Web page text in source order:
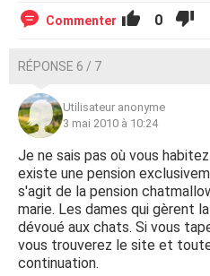
Commenter 0
RÉPONSE 6 / 7
Utilisateur anonyme
3 mai 2010 à 10:24
Je ne sais pas où vous
existe une pension
s'agit de la pension
marie. Les dames qui gèrent
dévoué aux chats. Si vous
vous trouverez le site et
continuation.